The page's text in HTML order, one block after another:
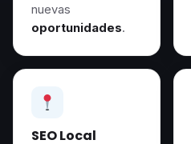
nuevas
oportunidades.
SEO Local